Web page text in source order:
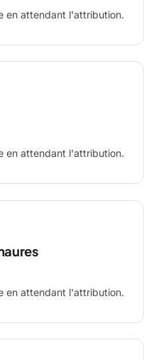
en attendant l'attribution.
en attendant l'attribution.
en attendant l'attribution.